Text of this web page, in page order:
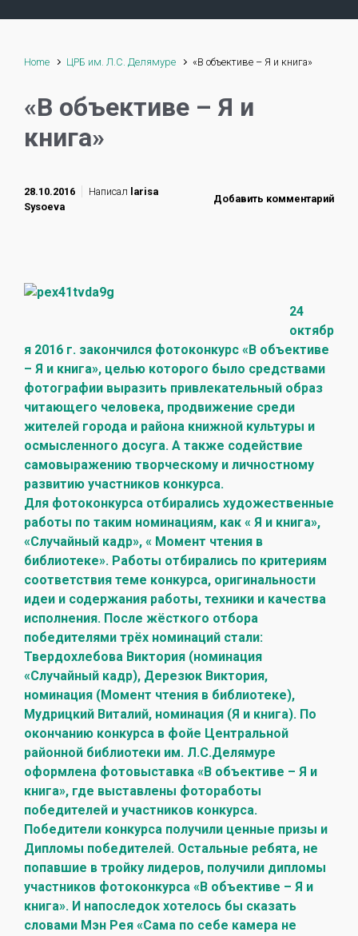
Home ЦРБ им. Л.С. Делямуре «В объективе – Я и книга»
«В объективе – Я и
книга»
28.10.2016 Написал larisa
Sysoeva
Добавить комментарий
24
октябр
я 2016 г. закончился фотоконкурс «В объективе
– Я и книга», целью которого было средствами
фотографии выразить привлекательный образ
читающего человека, продвижение среди
жителей города и района книжной культуры и
осмысленного досуга. А также содействие
самовыражению творческому и личностному
развитию участников конкурса.
Для фотоконкурса отбирались художественные
работы по таким номинациям, как « Я и книга»,
«Случайный кадр», « Момент чтения в
библиотеке». Работы отбирались по критериям
соответствия теме конкурса, оригинальности
идеи и содержания работы, техники и качества
исполнения. После жёсткого отбора
победителями трёх номинаций стали:
Твердохлебова Виктория (номинация
«Случайный кадр), Дерезюк Виктория,
номинация (Момент чтения в библиотеке),
Мудрицкий Виталий, номинация (Я и книга). По
окончанию конкурса в фойе Центральной
районной библиотеки им. Л.С.Делямуре
оформлена фотовыставка «В объективе – Я и
книга», где выставлены фотоработы
победителей и участников конкурса.
Победители конкурса получили ценные призы и
Дипломы победителей. Остальные ребята, не
попавшие в тройку лидеров, получили дипломы
участников фотоконкурса «В объективе – Я и
книга». И напоследок хотелось бы сказать
словами Мэн Рея «Сама по себе камера не